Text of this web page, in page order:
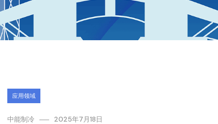
应用领域
中能制冷 2025年7月18日